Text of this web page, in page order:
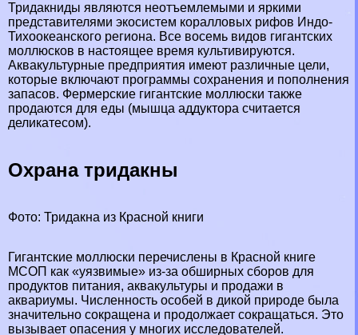
Тридакниды являются неотъемлемыми и яркими
представителями экосистем коралловых рифов Индо-
Тихоокеанского региона. Все восемь видов гигантских
моллюсков в настоящее время культивируются.
Аквакультурные предприятия имеют различные цели,
которые включают программы сохранения и пополнения
запасов. Фермерские гигантские моллюски также
продаются для еды (мышца аддуктора считается
деликатесом).
Охрана тридакны
Фото: Тридакна из Красной книги
Гигантские моллюски перечислены в Красной книге
МСОП как «уязвимые» из-за обширных сборов для
продуктов питания, аквакультуры и продажи в
аквариумы. Численность особей в дикой природе была
значительно сокращена и продолжает сокращаться. Это
вызывает опасения у многих исследователей.